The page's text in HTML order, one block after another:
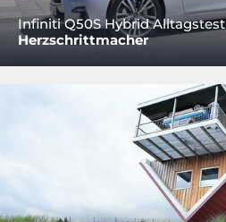
Infiniti Q50S Hybrid Alltagstest
Herzschrittmacher